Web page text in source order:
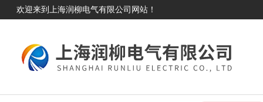
欢迎来到上海润柳电气有限公司网站！